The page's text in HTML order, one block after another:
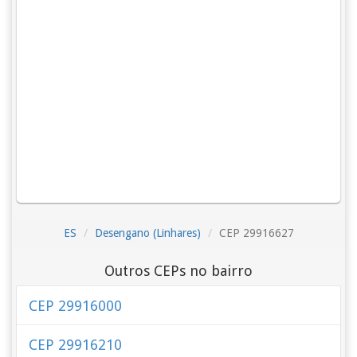
ES Desengano (Linhares) CEP 29916627
Outros CEPs no bairro
CEP 29916000
CEP 29916210